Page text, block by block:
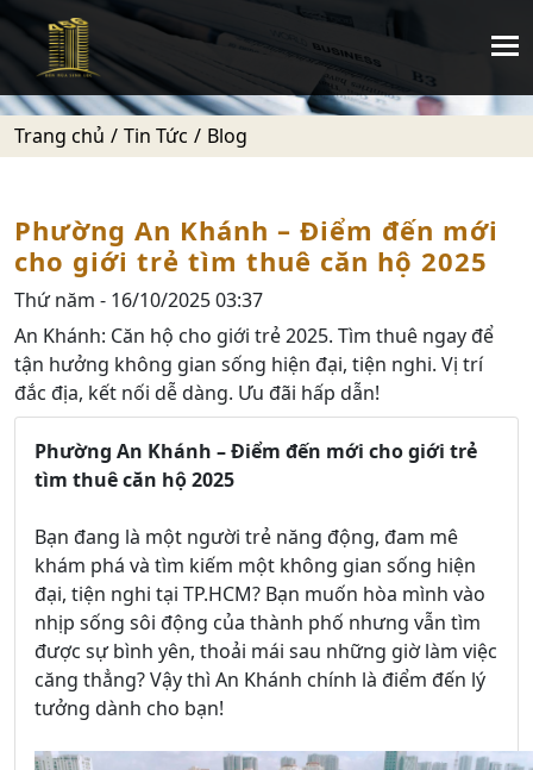
Trang chủ Tin Tức Blog
Phường An Khánh – Điểm đến mới
cho giới trẻ tìm thuê căn hộ 2025
Thứ năm - 16/10/2025 03:37
An Khánh: Căn hộ cho giới trẻ 2025. Tìm thuê ngay để
tận hưởng không gian sống hiện đại, tiện nghi. Vị trí
đắc địa, kết nối dễ dàng. Ưu đãi hấp dẫn!
Phường An Khánh – Điểm đến mới cho giới trẻ
tìm thuê căn hộ 2025
Bạn đang là một người trẻ năng động, đam mê
khám phá và tìm kiếm một không gian sống hiện
đại, tiện nghi tại TP.HCM? Bạn muốn hòa mình vào
nhịp sống sôi động của thành phố nhưng vẫn tìm
được sự bình yên, thoải mái sau những giờ làm việc
căng thẳng? Vậy thì An Khánh chính là điểm đến lý
tưởng dành cho bạn!